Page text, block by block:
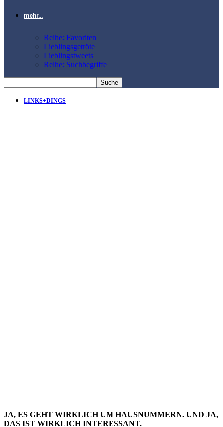
mehr…
Reihe: Favoriten
Lieblingsgetröte
Lieblingstweets
Reihe: Suchbegriffe
LINKS+DINGS
JA, ES GEHT WIRKLICH UM HAUSNUMMERN. UND JA,
DAS IST WIRKLICH INTERESSANT.